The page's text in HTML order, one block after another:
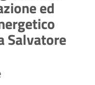
ed
Salvatore